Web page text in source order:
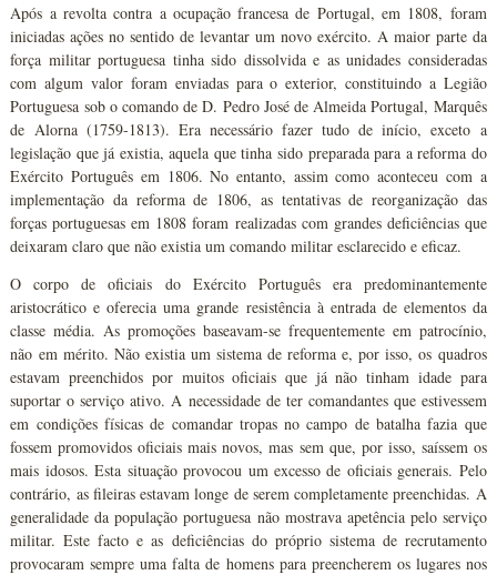
Após a revolta contra a ocupação francesa de Portugal, em 1808, foram
iniciadas ações no sentido de levantar um novo exército. A maior parte da
força militar portuguesa tinha sido dissolvida e as unidades consideradas
com algum valor foram enviadas para o exterior, constituindo a Legião
Portuguesa sob o comando de D. Pedro José de Almeida Portugal, Marquês
de Alorna (1759-1813). Era necessário fazer tudo de início, exceto a
legislação que já existia, aquela que tinha sido preparada para a reforma do
Exército Português em 1806. No entanto, assim como aconteceu com a
implementação da reforma de 1806, as tentativas de reorganização das
forças portuguesas em 1808 foram realizadas com grandes deficiências que
deixaram claro que não existia um comando militar esclarecido e eficaz.
O corpo de oficiais do Exército Português era predominantemente
aristocrático e oferecia uma grande resistência à entrada de elementos da
classe média. As promoções baseavam-se frequentemente em patrocínio,
não em mérito. Não existia um sistema de reforma e, por isso, os quadros
estavam preenchidos por muitos oficiais que já não tinham idade para
suportar o serviço ativo. A necessidade de ter comandantes que estivessem
em condições físicas de comandar tropas no campo de batalha fazia que
fossem promovidos oficiais mais novos, mas sem que, por isso, saíssem os
mais idosos. Esta situação provocou um excesso de oficiais generais. Pelo
contrário, as fileiras estavam longe de serem completamente preenchidas. A
generalidade da população portuguesa não mostrava apetência pelo serviço
militar. Este facto e as deficiências do próprio sistema de recrutamento
provocaram sempre uma falta de homens para preencherem os lugares nos